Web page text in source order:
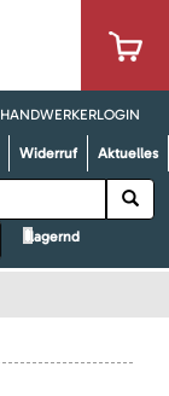
HANDWERKERLOGIN
Widerruf Aktuelles
lagernd